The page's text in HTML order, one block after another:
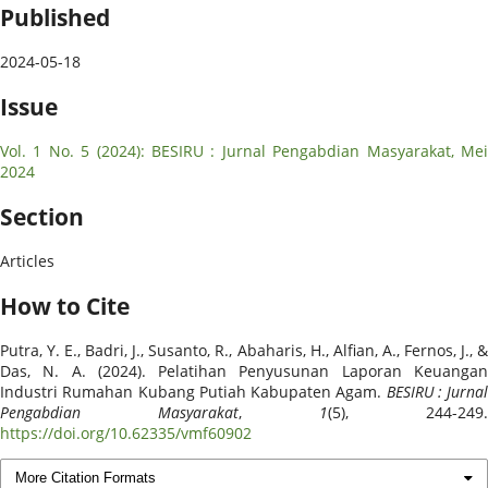
Published
2024-05-18
Issue
Vol. 1 No. 5 (2024): BESIRU : Jurnal Pengabdian Masyarakat, Mei
2024
Section
Articles
How to Cite
Putra, Y. E., Badri, J., Susanto, R., Abaharis, H., Alfian, A., Fernos, J., &
Das, N. A. (2024). Pelatihan Penyusunan Laporan Keuangan
Industri Rumahan Kubang Putiah Kabupaten Agam. BESIRU : Jurnal
Pengabdian Masyarakat, 1(5), 244-249.
https://doi.org/10.62335/vmf60902
More Citation Formats